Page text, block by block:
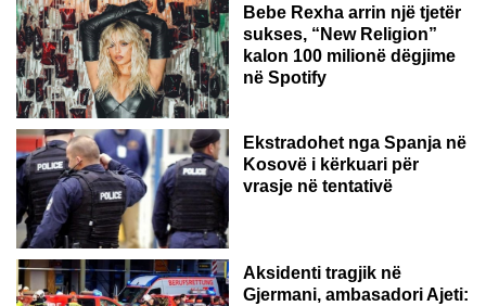
Bebe Rexha arrin një tjetër
sukses, “New Religion”
kalon 100 milionë dëgjime
në Spotify
Ekstradohet nga Spanja në
Kosovë i kërkuari për
vrasje në tentativë
GJERMANI
Aksidenti tragjik në
Gjermani, ambasadori Ajeti: